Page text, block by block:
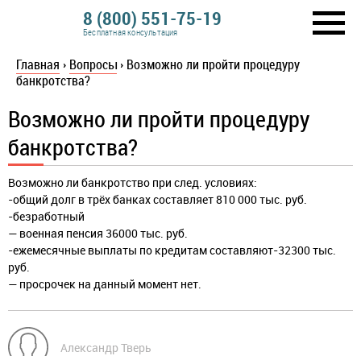
8 (800) 551-75-19
Бесплатная консультация
Главная › Вопросы › Возможно ли пройти процедуру
банкротства?
Возможно ли пройти процедуру
банкротства?
Возможно ли банкротство при след. условиях:
-общий долг в трёх банках составляет 810 000 тыс. руб.
-безработный
— военная пенсия 36000 тыс. руб.
-ежемесячные выплаты по кредитам составляют-32300 тыс.
руб.
— просрочек на данный момент нет.
Александр Тверь